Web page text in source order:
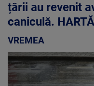
țării au revenit
caniculă. HARTĂ
VREMEA